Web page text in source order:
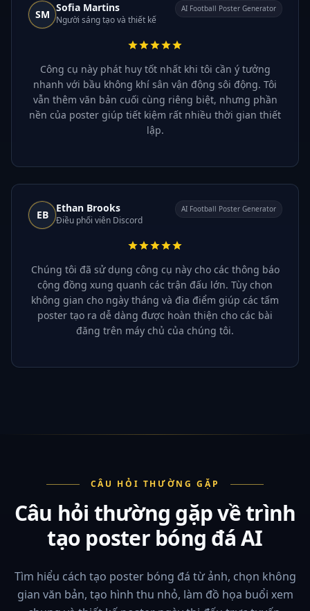
SM
Sofia Martins
Người sáng tạo và thiết kế
AI Football Poster Generator
Công cụ này phát huy tốt nhất khi tôi cần ý tưởng
nhanh với bầu không khí sân vận động sôi động. Tôi
vẫn thêm văn bản cuối cùng riêng biệt, nhưng phần
nền của poster giúp tiết kiệm rất nhiều thời gian thiết
lập.
EB
Ethan Brooks
Điều phối viên Discord
AI Football Poster Generator
Chúng tôi đã sử dụng công cụ này cho các thông báo
cộng đồng xung quanh các trận đấu lớn. Tùy chọn
không gian cho ngày tháng và địa điểm giúp các tấm
poster tạo ra dễ dàng được hoàn thiện cho các bài
đăng trên máy chủ của chúng tôi.
CÂU HỎI THƯỜNG GẶP
Câu hỏi thường gặp về trình
tạo poster bóng đá AI
Tìm hiểu cách tạo poster bóng đá từ ảnh, chọn không
gian văn bản, tạo hình thu nhỏ, làm đồ họa buổi xem